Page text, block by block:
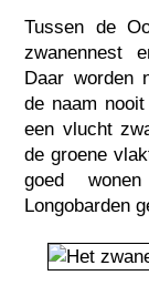
Tussen de
zwanennest
Daar worden
de naam
een vlucht
de groene
goed
Longobarden